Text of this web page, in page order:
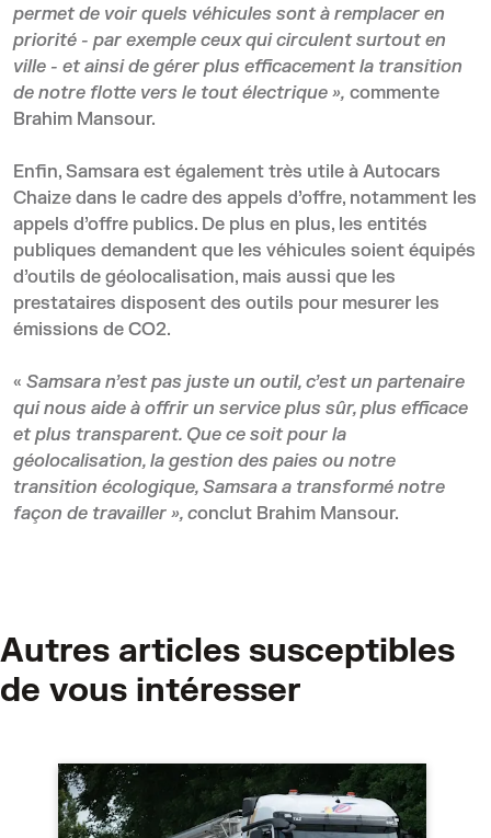
permet de voir quels véhicules sont à remplacer en
priorité - par exemple ceux qui circulent surtout en
ville - et ainsi de gérer plus efficacement la transition
de notre flotte vers le tout électrique », commente
Brahim Mansour.
Enfin, Samsara est également très utile à Autocars
Chaize dans le cadre des appels d’offre, notamment les
appels d’offre publics. De plus en plus, les entités
publiques demandent que les véhicules soient équipés
d’outils de géolocalisation, mais aussi que les
prestataires disposent des outils pour mesurer les
émissions de CO2.
« Samsara n’est pas juste un outil, c’est un partenaire
qui nous aide à offrir un service plus sûr, plus efficace
et plus transparent. Que ce soit pour la
géolocalisation, la gestion des paies ou notre
transition écologique, Samsara a transformé notre
façon de travailler », conclut Brahim Mansour.
Autres articles susceptibles
de vous intéresser